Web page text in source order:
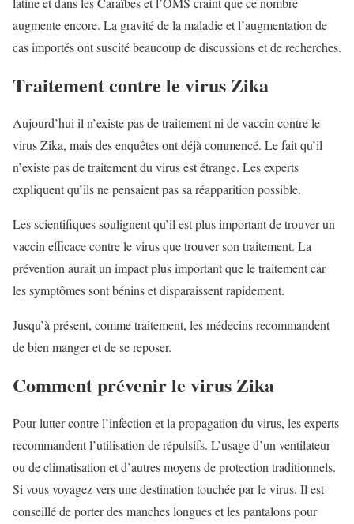
augmente encore. La gravité de la maladie et l’augmentation de
cas importés ont suscité beaucoup de discussions et de recherches.
Traitement contre le virus Zika
Aujourd’hui il n’existe pas de traitement ni de vaccin contre le
virus Zika, mais des enquêtes ont déjà commencé. Le fait qu’il
n’existe pas de traitement du virus est étrange. Les experts
expliquent qu’ils ne pensaient pas sa réapparition possible.
Les scientifiques soulignent qu’il est plus important de trouver un
vaccin efficace contre le virus que trouver son traitement. La
prévention aurait un impact plus important que le traitement car
les symptômes sont bénins et disparaissent rapidement.
Jusqu’à présent, comme traitement, les médecins recommandent
de bien manger et de se reposer.
Comment prévenir le virus Zika
Pour lutter contre l’infection et la propagation du virus, les experts
recommandent l’utilisation de répulsifs. L’usage d’un ventilateur
ou de climatisation et d’autres moyens de protection traditionnels.
Si vous voyagez vers une destination touchée par le virus. Il est
conseillé de porter des manches longues et les pantalons pour